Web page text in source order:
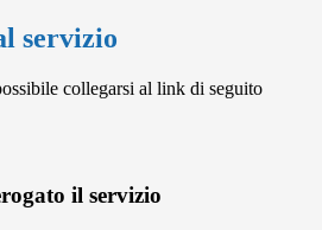
servizio
collegarsi al link di seguito
il servizio